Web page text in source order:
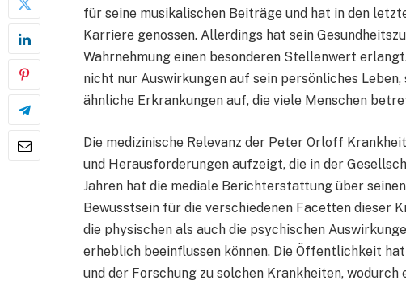
für seine musikalischen Beiträge und hat in den
Karriere genossen. Allerdings hat sein
Wahrnehmung einen besonderen Stellenwert
nicht nur Auswirkungen auf sein persönliches
ähnliche Erkrankungen auf, die viele Menschen
Die medizinische Relevanz der Peter Orloff
und Herausforderungen aufzeigt, die in der
Jahren hat die mediale Berichterstattung über
Bewusstsein für die verschiedenen Facetten dieser
die physischen als auch die psychischen
erheblich beeinflussen können. Die Öffentlichkeit
und der Forschung zu solchen Krankheiten,